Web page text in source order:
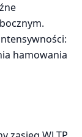
hamowania